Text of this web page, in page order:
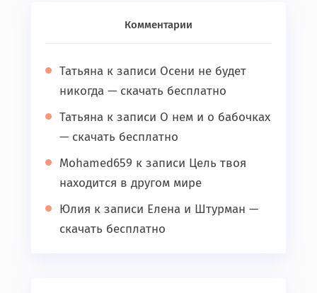
Комментарии
Татьяна к записи Осени не будет
никогда — скачать бесплатно
Татьяна к записи О нем и о бабочках
— скачать бесплатно
Mohamed659 к записи Цель твоя
находится в другом мире
Юлия к записи Елена и Штурман —
скачать бесплатно